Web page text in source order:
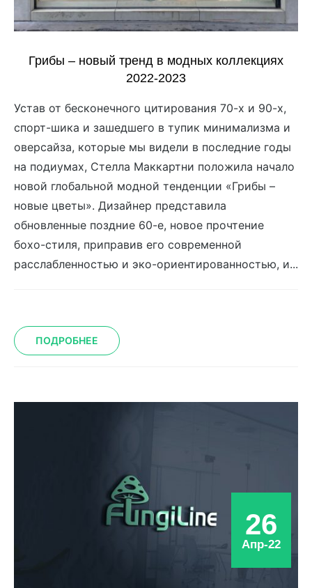
Грибы – новый тренд в модных коллекциях
2022-2023
Устав от бесконечного цитирования 70-х и 90-х,
спорт-шика и зашедшего в тупик минимализма и
оверсайза, которые мы видели в последние годы
на подиумах, Стелла Маккартни положила начало
новой глобальной модной тенденции «Грибы –
новые цветы». Дизайнер представила
обновленные поздние 60-е, новое прочтение
бохо-стиля, приправив его современной
расслабленностью и эко-ориентированностью, и...
ПОДРОБНЕЕ
26
Апр-22